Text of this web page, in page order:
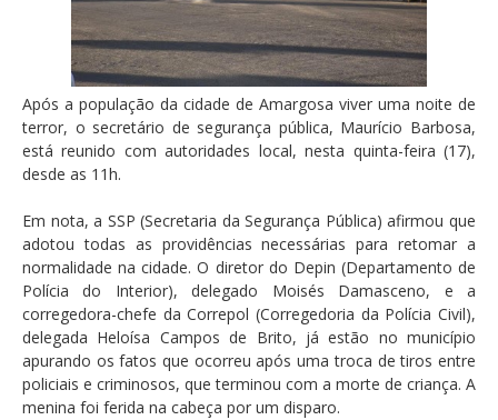
Após a população da cidade de Amargosa viver uma noite de
terror, o secretário de segurança pública, Maurício Barbosa,
está reunido com autoridades local, nesta quinta-feira (17),
desde as 11h.
Em nota, a SSP (Secretaria da Segurança Pública) afirmou que
adotou todas as providências necessárias para retomar a
normalidade na cidade. O diretor do Depin (Departamento de
Polícia do Interior), delegado Moisés Damasceno, e a
corregedora-chefe da Correpol (Corregedoria da Polícia Civil),
delegada Heloísa Campos de Brito, já estão no município
apurando os fatos que ocorreu após uma troca de tiros entre
policiais e criminosos, que terminou com a morte de criança. A
menina foi ferida na cabeça por um disparo.